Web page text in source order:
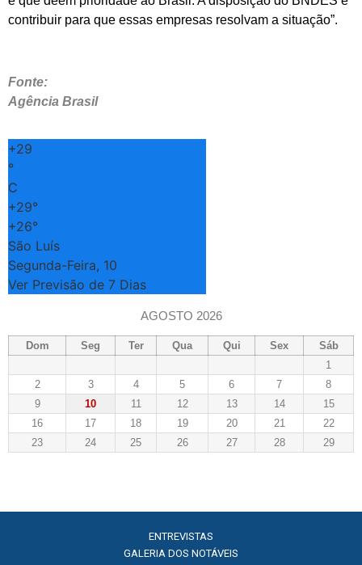
+29
°
C
+29°
+26°
São Luís
Segunda-Feira, 10
Ver Previsão de 7 Dias
AGOSTO 2026
Dom Seg Ter Qua Qui Sex
Sáb
1
2
3 4 5 6 7
8
9
10 11 12 13 14
15
16
17 18 19 20 21
22
23
24 25 26 27 28 29
contribuir para que essas empresas resolvam a situação”.
Fonte:
Agência Brasil
ENTREVISTAS
GALERIA DOS NOTÁVEIS